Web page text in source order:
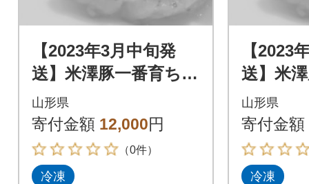
【2023年3月中旬発
送】米澤豚一番育ち
【豚ロース味噌漬10
枚】
山形県
寄付金額 12,000円
（0件）
冷凍
【2023
送】米
【豚ロ
枚】
山形県
寄付金額
冷凍